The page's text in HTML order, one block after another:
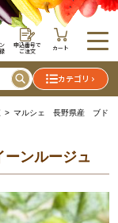
申込番号で
ご注文 カート
カテゴリ
> マルシェ 長野県産 ブド
ンルージュ